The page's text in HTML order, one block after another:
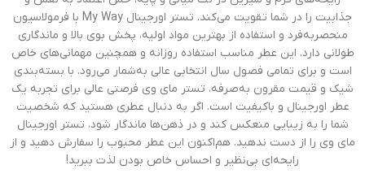
جذابیت را در شما تقویت می‌کند. تستر اورجینال My Way با فرمولاسیون
منحصربه‌فرد و استفاده از بهترین مواد اولیه، پخش بوی بالا و ماندگاری
طولانی دارد. این عطر مناسب استفاده روزانه و همچنین مهمانی‌های خاص
است و برای تمامی فصول سال انتخابی عالی به‌شمار می‌رود. با بسته‌بندی
شیک و قیمت مقرون به‌صرفه، تستر مای وی فرصتی عالی برای تجربه یک
عطر اورجینال و باکیفیت است. اگر به دنبال عطری هستید که شخصیت
شما را به زیبایی منعکس کند و در ذهن‌ها ماندگار شود، تستر اورجینال
مای وی را از دست ندهید. هم‌اکنون این عطر محبوب را سفارش دهید و از
رایحه‌ای بی‌نظیر و احساس خاص بودن لذت ببرید!